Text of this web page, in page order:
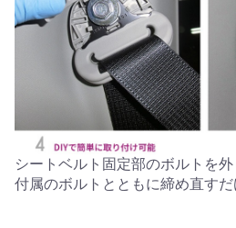
シートベルト固定部のボルトを
付属のボルトとともに締め直すだ